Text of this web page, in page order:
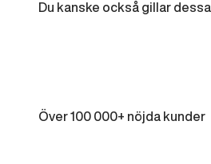
Du kanske också gillar dessa
Över 100 000+ nöjda kunder